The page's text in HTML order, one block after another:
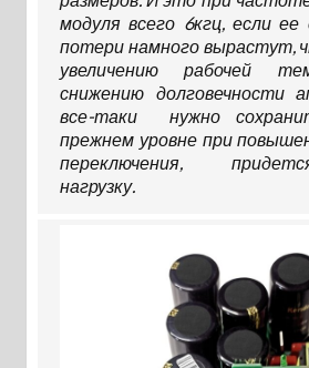
модуля всего 6кгц, если
потери намного вырастут,
увеличению рабочей
снижению долговечности
все-таки нужно
прежнем уровне при
переключения,
нагрузку.